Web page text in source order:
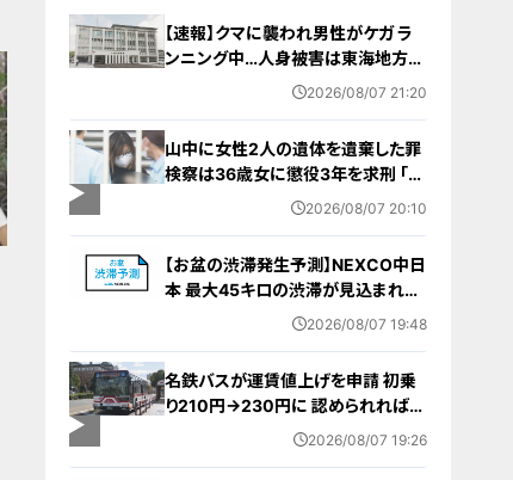
【速報】クマに襲われ男性がケガ ラ
ンニング中…人身被害は東海地方で
今シーズン初めて 岐阜県高山市
2026/08/07 21:20
山中に女性2人の遺体を遺棄した罪
検察は36歳女に懲役3年を求刑 ｢遺
棄時に近くに居続けたこと自体が重
2026/08/07 20:10
【お盆の渋滞発生予測】NEXCO中日
本 最大45キロの渋滞が見込まれる
区間も… 中央道・東名・新東名・東名
2026/08/07 19:48
名鉄バスが運賃値上げを申請 初乗
り210円→230円に 認められれば
12月から全路線で平均1割程度の値
2026/08/07 19:26